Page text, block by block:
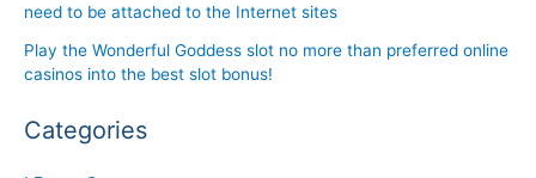
need to be attached to the Internet sites
Play the Wonderful Goddess slot no more than preferred online
casinos into the best slot bonus!
Categories